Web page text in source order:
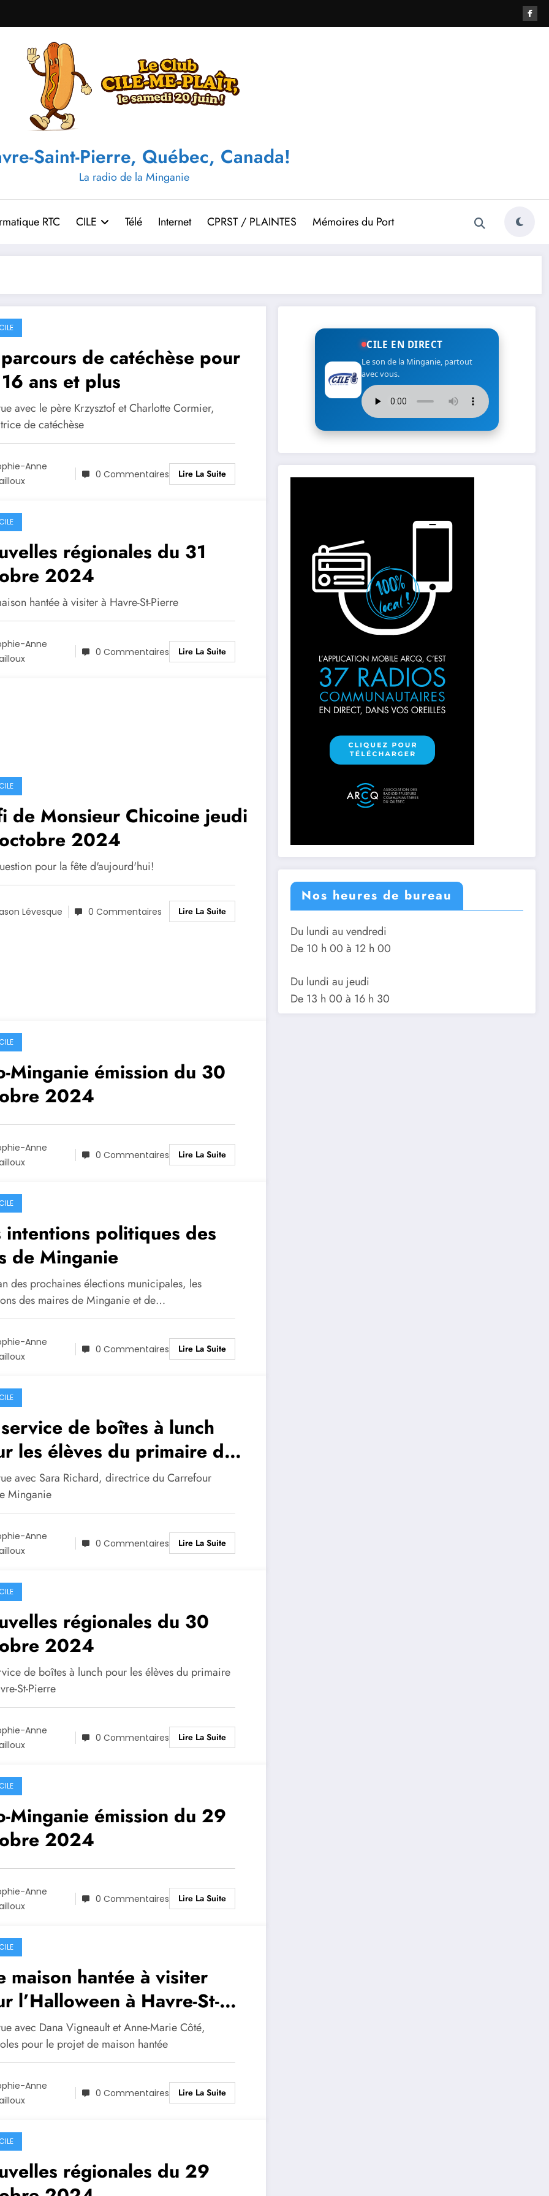
Saint-Pierre, Québec, Canada!
La radio de la Minganie
RTC CILE Télé Internet CPRST / PLAINTES Mémoires du Port
de catéchèse pour
ans et plus
avec le père Krzysztof et Charlotte Cormier,
de catéchèse
Anne
0 Commentaires Lire La Suite
régionales du 31
2024
hantée à visiter à Havre-St-Pierre
Anne
0 Commentaires Lire La Suite
de Monsieur Chicoine jeudi
2024
pour la fête d'aujourd'hui!
Lévesque 0 Commentaires Lire La Suite
Minganie émission du 30
2024
Anne
0 Commentaires Lire La Suite
intentions politiques des
de Minganie
des prochaines élections municipales, les
des maires de Minganie et de…
Anne
0 Commentaires Lire La Suite
de boîtes à lunch
les élèves du primaire de
St-Pierre
avec Sara Richard, directrice du Carrefour
Minganie
Anne
0 Commentaires Lire La Suite
régionales du 30
2024
de boîtes à lunch pour les élèves du primaire
St-Pierre
Anne
0 Commentaires Lire La Suite
Minganie émission du 29
2024
Anne
0 Commentaires Lire La Suite
maison hantée à visiter
l’Halloween à Havre-St-
avec Dana Vigneault et Anne-Marie Côté,
pour le projet de maison hantée
Anne
0 Commentaires Lire La Suite
régionales du 29
CILE EN DIRECT
Le son de la Minganie, partout
avec vous.
Nos heures de bureau
Du lundi au vendredi
De 10 h 00 à 12 h 00
Du lundi au jeudi
De 13 h 00 à 16 h 30